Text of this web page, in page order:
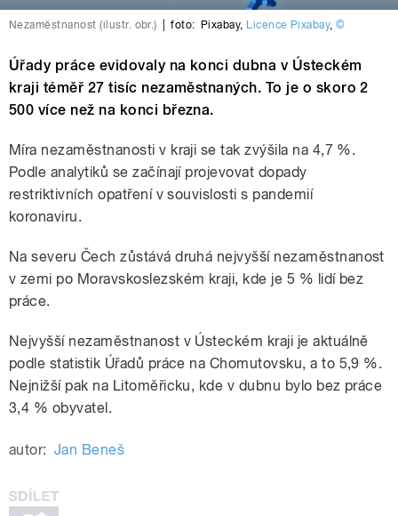
Nezaměstnanost (ilustr. obr.) foto: Pixabay, Licence Pixabay,©
Úřady práce evidovaly na konci dubna v Ústeckém
kraji téměř 27 tisíc nezaměstnaných. To je o skoro 2
500 více než na konci března.
Míra nezaměstnanosti v kraji se tak zvýšila na 4,7 %.
Podle analytiků se začínají projevovat dopady
restriktivních opatření v souvislosti s pandemií
koronaviru.
Na severu Čech zůstává druhá nejvyšší nezaměstnanost
v zemi po Moravskoslezském kraji, kde je 5 % lidí bez
práce.
Nejvyšší nezaměstnanost v Ústeckém kraji je aktuálně
podle statistik Úřadů práce na Chomutovsku, a to 5,9 %.
Nejnižší pak na Litoměřicku, kde v dubnu bylo bez práce
3,4 % obyvatel.
autor: Jan Beneš